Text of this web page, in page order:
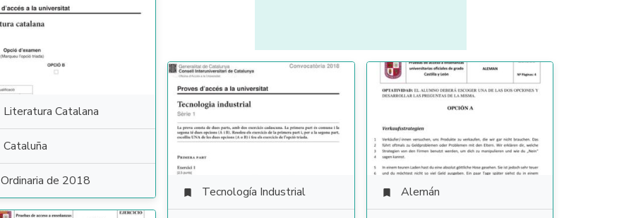
Literatura Catalana
Cataluña
Ordinaria de 2018
 Tecnología Industrial  Alemán